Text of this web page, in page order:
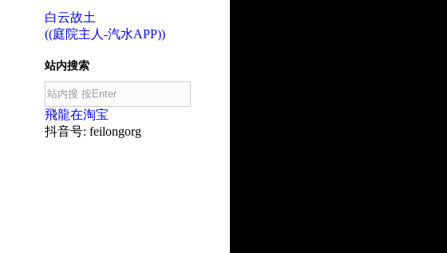
白云故土
((庭院主人-汽水APP))
站内搜索
飛龍在淘宝
抖音号: feilongorg